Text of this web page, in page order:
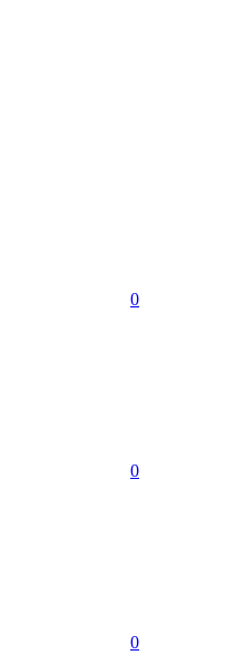
0
0
0